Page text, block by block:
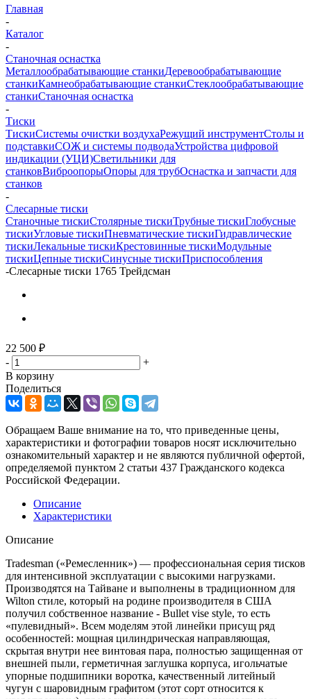
Главная
-
Каталог
-
Станочная оснастка
Металлообрабатывающие станкиДеревообрабатывающие
станкиКамнеобрабатывающие станкиСтеклообрабатывающие
станкиСтаночная оснастка
-
Тиски
ТискиСистемы очистки воздухаРежущий инструментСтолы и
подставкиСОЖ и системы подводаУстройства цифровой
индикации (УЦИ)Светильники для
станковВиброопорыОпоры для трубОснастка и запчасти для
станков
-
Слесарные тиски
Станочные тискиСтолярные тискиТрубные тискиГлобусные
тискиУгловые тискиПневматические тискиГидравлические
тискиЛекальные тискиКрестовинные тискиМодульные
тискиЦепные тискиСинусные тискиПриспособления
-Слесарные тиски 1765 Трейдсман
22 500 ₽
-
+
В корзину
Поделиться
Обращаем Ваше внимание на то, что приведенные цены,
характеристики и фотографии товаров носят исключительно
ознакомительный характер и не являются публичной офертой,
определяемой пунктом 2 статьи 437 Гражданского кодекса
Российской Федерации.
Описание
Характеристики
Описание
Tradesman («Ремесленник») — профессиональная серия тисков
для интенсивной эксплуатации с высокими нагрузками.
Производятся на Тайване и выполнены в традиционном для
Wilton стиле, который на родине производителя в США
получил собственное название - Bullet vise style, то есть
«пулевидный». Всем моделям этой линейки присущ ряд
особенностей: мощная цилиндрическая направляющая,
скрытая внутри нее винтовая пара, полностью защищенная от
внешней пыли, герметичная заглушка корпуса, игольчатые
упорные подшипники воротка, качественный литейный
чугун с шаровидным графитом (этот сорт относится к